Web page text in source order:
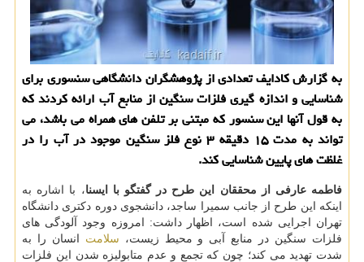
به گزارش كادایف تعدادی از پژوهشگران دانشگاهی سنسوری برای
شناسایی و اندازه گیری فلزات سنگین از منابع آب ارائه كردند كه
به قول آنها این سنسور كه مبتنی بر تلفن های همراه می باشد، می
تواند به مدت ۱۵ دقیقه ۳ نوع فلز سنگین موجود در آب را در
غلظت های پایین شناسایی كند.
فاطمه عارفی از محققان این طرح در گفتگو با ایسنا، با اشاره به
اینكه این طرح از جانب سمیرا ساجد، دانشجوی دوره دكتری دانشگاه
تهران اجرایی شده است، اظهار داشت: امروزه وجود آلودگی های
فلزات سنگین در منابع آبی و محیط زیست، سلامت انسان را به
شدت تهدید می كند؛ چون كه تجمع و عدم متابولیزه شدن این فلزات